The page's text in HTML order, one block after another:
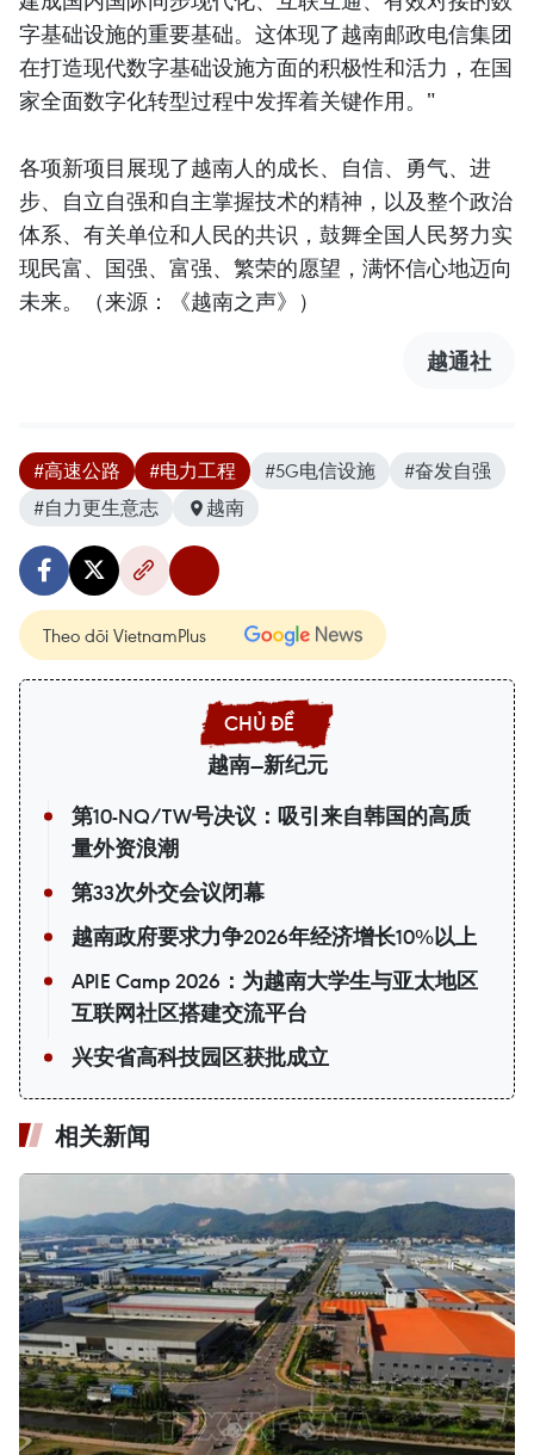
字基础设施的重要基础。这体现了越南邮政电信集团
在打造现代数字基础设施方面的积极性和活力，在国
家全面数字化转型过程中发挥着关键作用。"
各项新项目展现了越南人的成长、自信、勇气、进
步、自立自强和自主掌握技术的精神，以及整个政治
体系、有关单位和人民的共识，鼓舞全国人民努力实
现民富、国强、富强、繁荣的愿望，满怀信心地迈向
未来。（来源：《越南之声》）
越通社
#高速公路 #电力工程 #5G电信设施
#奋发自强
#自力更生意志
越南
Theo dõi VietnamPlus
越南—新纪元
第10-NQ/TW号决议：吸引来自韩国的高质
量外资浪潮
第33次外交会议闭幕
越南政府要求力争2026年经济增长10%以上
APIE Camp 2026：为越南大学生与亚太地区
互联网社区搭建交流平台
兴安省高科技园区获批成立
相关新闻